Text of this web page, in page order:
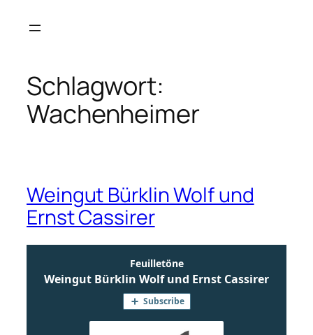
Inhalt
Schlagwort:
Wachenheimer
Weingut Bürklin Wolf und
Ernst Cassirer